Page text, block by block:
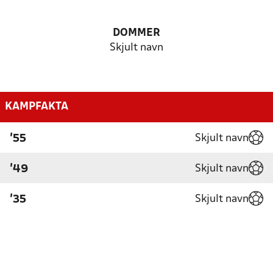
DOMMER
Skjult navn
KAMPFAKTA
'55 Skjult navn
'49 Skjult navn
'35 Skjult navn